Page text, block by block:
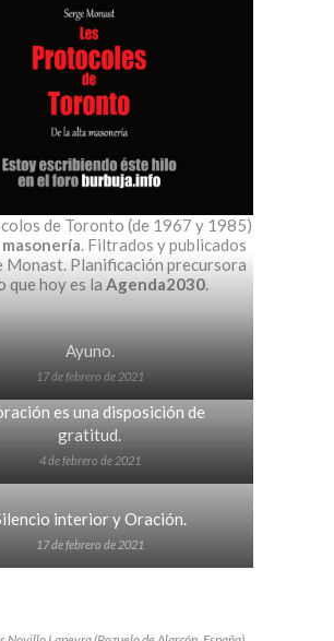
de Toronto (de 1967 y 1985)
masonería. Filtrados y publicados
Monast. Planificación precursora
que hoy es laAgenda2030.
Ayuno.
17 de febrero de 2021
es una disposición de
gratitud.
4 de febrero de 2021
interior y Oración.
17 de febrero de 2021